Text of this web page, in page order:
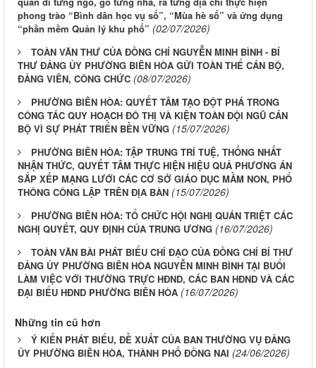
phong trào “Bình dân học vụ số”, “Mùa hè số” và ứng dụng
“phần mềm Quản lý khu phố” (02/07/2026)
TOÀN VĂN THƯ CỦA ĐỒNG CHÍ NGUYỄN MINH BÌNH - BÍ
THƯ ĐẢNG ỦY PHƯỜNG BIÊN HÒA GỬI TOÀN THỂ CÁN BỘ,
ĐẢNG VIÊN, CÔNG CHỨC (08/07/2026)
PHƯỜNG BIÊN HÒA: QUYẾT TÂM TẠO ĐỘT PHÁ TRONG
CÔNG TÁC QUY HOẠCH ĐÔ THỊ VÀ KIỆN TOÀN ĐỘI NGŨ CÁN
BỘ VÌ SỰ PHÁT TRIỂN BỀN VỮNG (15/07/2026)
PHƯỜNG BIÊN HÒA: TẬP TRUNG TRÍ TUỆ, THỐNG NHẤT
NHẬN THỨC, QUYẾT TÂM THỰC HIỆN HIỆU QUẢ PHƯƠNG ÁN
SẮP XẾP MẠNG LƯỚI CÁC CƠ SỞ GIÁO DỤC MẦM NON, PHỔ
THÔNG CÔNG LẬP TRÊN ĐỊA BÀN (15/07/2026)
PHƯỜNG BIÊN HÒA: TỔ CHỨC HỘI NGHỊ QUÁN TRIỆT CÁC
NGHỊ QUYẾT, QUY ĐỊNH CỦA TRUNG ƯƠNG (16/07/2026)
TOÀN VĂN BÀI PHÁT BIỂU CHỈ ĐẠO CỦA ĐỒNG CHÍ BÍ THƯ
ĐẢNG ỦY PHƯỜNG BIÊN HÒA NGUYỄN MINH BÌNH TẠI BUỔI
LÀM VIỆC VỚI THƯỜNG TRỰC HĐND, CÁC BAN HĐND VÀ CÁC
ĐẠI BIỂU HĐND PHƯỜNG BIÊN HÒA (16/07/2026)
Những tin cũ hơn
Ý KIẾN PHÁT BIỂU, ĐỀ XUẤT CỦA BAN THƯỜNG VỤ ĐẢNG
ỦY PHƯỜNG BIÊN HÒA, THÀNH PHỐ ĐỒNG NAI (24/06/2026)